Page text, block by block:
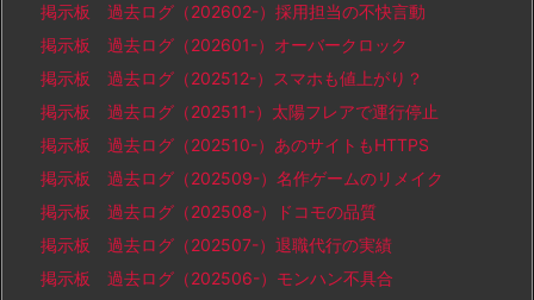
掲示板 過去ログ（202602-）採用担当の不快言動
掲示板 過去ログ（202601-）オーバークロック
掲示板 過去ログ（202512-）スマホも値上がり？
掲示板 過去ログ（202511-）太陽フレアで運行停止
掲示板 過去ログ（202510-）あのサイトもHTTPS
掲示板 過去ログ（202509-）名作ゲームのリメイク
掲示板 過去ログ（202508-）ドコモの品質
掲示板 過去ログ（202507-）退職代行の実績
掲示板 過去ログ（202506-）モンハン不具合